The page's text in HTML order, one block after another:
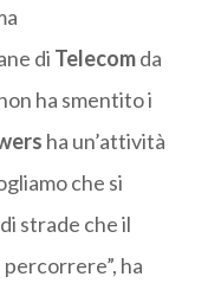
di Telecomda
ha smentito i
ha un’attività
che si
strade che il
ha